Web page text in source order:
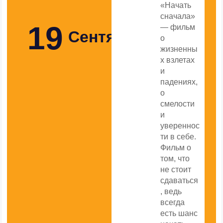
19 Сентября
«Начать
сначала»
— фильм
о
жизненны
х взлетах
и ​​
падениях,
о
смелости
и
увереннос
ти в себе.
Фильм о
том, что
не стоит
сдаваться
, ведь
всегда
есть шанс